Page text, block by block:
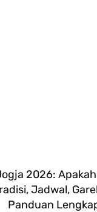
2026:
Jadwal,
Panduan